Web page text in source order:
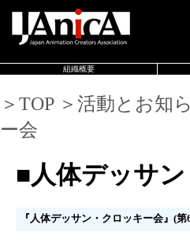
組織概要
＞TOP ＞活動とお
ー会
■人体デッサ
『人体デッサン・クロッキー会』(